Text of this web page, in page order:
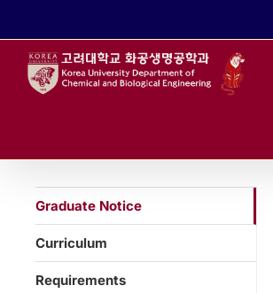
Graduate Notice
Curriculum
Requirements